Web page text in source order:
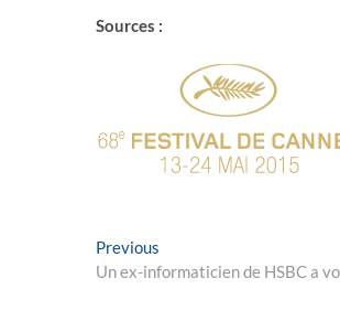
Sources :
Post
navigation
Previous
post:
Un ex-informaticien de HSBC a